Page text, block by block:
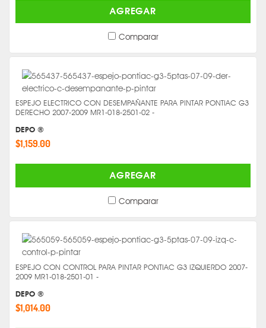
AGREGAR
Comparar
ESPEJO ELECTRICO CON DESEMPAÑANTE PARA PINTAR PONTIAC G3
DERECHO 2007-2009 MR1-018-2501-02 -
DEPO ®
$1,159.00
AGREGAR
Comparar
ESPEJO CON CONTROL PARA PINTAR PONTIAC G3 IZQUIERDO 2007-
2009 MR1-018-2501-01 -
DEPO ®
$1,014.00